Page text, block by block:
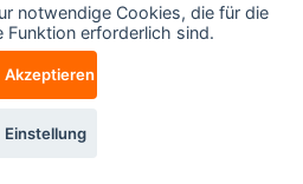
notwendige Cookies, die für die
Funktion erforderlich sind.
Akzeptieren
Einstellung